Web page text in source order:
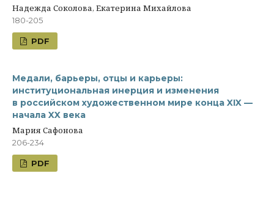
Надежда Соколова, Екатерина Михайлова
180-205
PDF
Медали, барьеры, отцы и карьеры:
институциональная инерция и изменения
в российском художественном мире конца XIX —
начала XX века
Мария Сафонова
206-234
PDF